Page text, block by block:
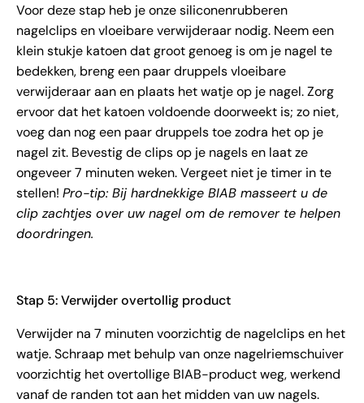
Voor deze stap heb je onze siliconenrubberen
nagelclips en vloeibare verwijderaar nodig. Neem een ​​
klein stukje katoen dat groot genoeg is om je nagel te
bedekken, breng een paar druppels vloeibare
verwijderaar aan en plaats het watje op je nagel. Zorg
ervoor dat het katoen voldoende doorweekt is; zo niet,
voeg dan nog een paar druppels toe zodra het op je
nagel zit. Bevestig de clips op je nagels en laat ze
ongeveer 7 minuten weken. Vergeet niet je timer in te
stellen! Pro-tip: Bij hardnekkige BIAB masseert u de
clip zachtjes over uw nagel om de remover te helpen
doordringen.
Stap 5: Verwijder overtollig product
Verwijder na 7 minuten voorzichtig de nagelclips en het
watje. Schraap met behulp van onze nagelriemschuiver
voorzichtig het overtollige BIAB-product weg, werkend
vanaf de randen tot aan het midden van uw nagels.